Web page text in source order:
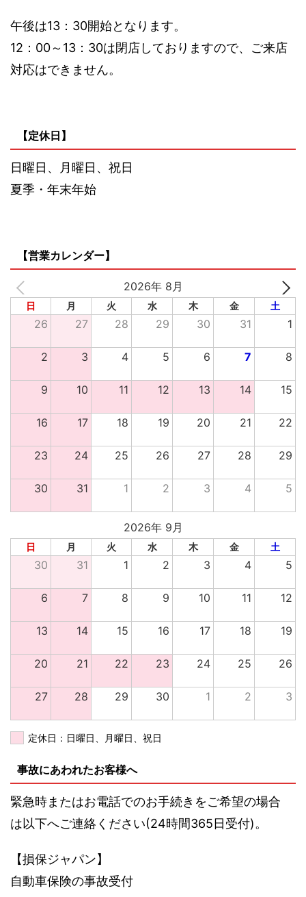
午後は13：30開始となります。
12：00～13：30は閉店しておりますので、ご来店
対応はできません。
【定休日】
日曜日、月曜日、祝日
夏季・年末年始
【営業カレンダー】
2026年 8月
日 月 火 水 木 金 土
26 27 28 29 30 31 1
2 3 4 5 6 7 8
9 10 11 12 13 14 15
16 17 18 19 20 21 22
23 24 25 26 27 28 29
30 31 1 2 3 4 5
2026年 9月
日 月 火 水 木 金 土
30 31 1 2 3 4 5
6 7 8 9 10 11 12
13 14 15 16 17 18 19
20 21 22 23 24 25 26
27 28 29 30 1 2 3
定休日：日曜日、月曜日、祝日
事故にあわれたお客様へ
緊急時またはお電話でのお手続きをご希望の場合
は以下へご連絡ください(24時間365日受付)。
【損保ジャパン】
自動車保険の事故受付